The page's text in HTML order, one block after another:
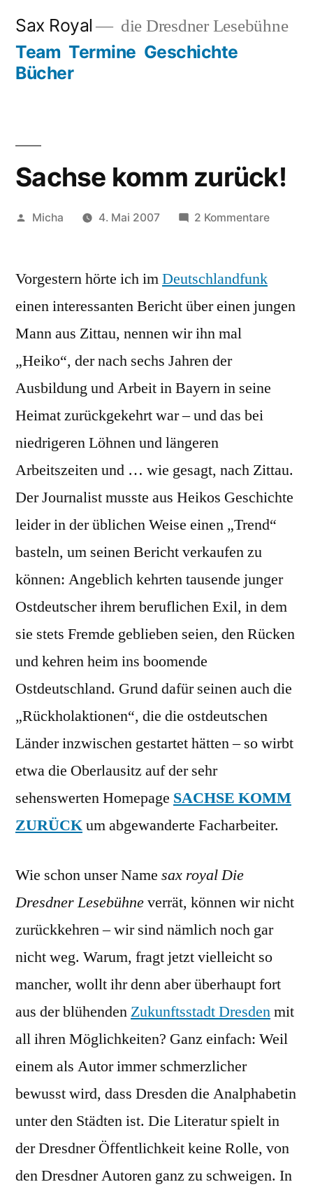
springen
Sax Royal die Dresdner Lesebühne
Team Termine Geschichte
Bücher
Sachse komm zurück!
Veröffentlicht
Micha 4. Mai 2007 2 Kommentarezu
Vorgestern hörte ich imDeutschlandfunk
einen interessanten Bericht über einen jungen
Mann aus Zittau, nennen wir ihn mal
„Heiko“, der nach sechs Jahren der
Ausbildung und Arbeit in Bayern in seine
Heimat zurückgekehrt war – und das bei
niedrigeren Löhnen und längeren
Arbeitszeiten und … wie gesagt, nach Zittau.
Der Journalist musste aus Heikos Geschichte
leider in der üblichen Weise einen „Trend“
basteln, um seinen Bericht verkaufen zu
können: Angeblich kehrten tausende junger
Ostdeutscher ihrem beruflichen Exil, in dem
sie stets Fremde geblieben seien, den Rücken
und kehren heim ins boomende
Ostdeutschland. Grund dafür seinen auch die
„Rückholaktionen“, die die ostdeutschen
Länder inzwischen gestartet hätten – so wirbt
etwa die Oberlausitz auf der sehr
sehenswerten Homepage SACHSE KOMM
ZURÜCKum abgewanderte Facharbeiter.
Wie schon unser Name sax royal Die
Dresdner Lesebühneverrät, können wir nicht
zurückkehren – wir sind nämlich noch gar
nicht weg. Warum, fragt jetzt vielleicht so
mancher, wollt ihr denn aber überhaupt fort
aus der blühenden Zukunftsstadt Dresdenmit
all ihren Möglichkeiten? Ganz einfach: Weil
einem als Autor immer schmerzlicher
bewusst wird, dass Dresden die Analphabetin
unter den Städten ist. Die Literatur spielt in
der Dresdner Öffentlichkeit keine Rolle, von
den Dresdner Autoren ganz zu schweigen. In